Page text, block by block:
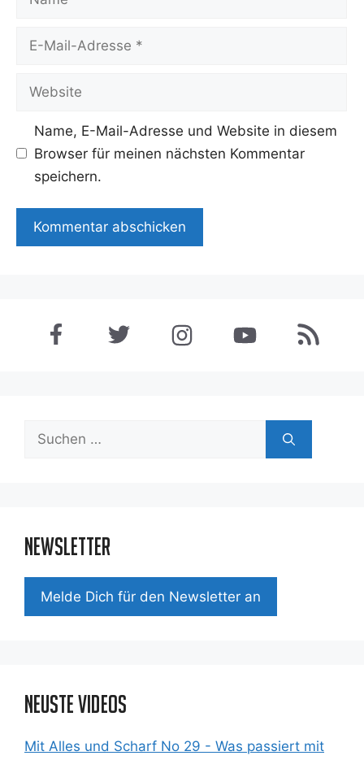
Adresse
Website
Name, E-Mail-Adresse und Website in diesem
Browser für meinen nächsten Kommentar
speichern.
Suchen
Newsletter
Mel­de Dich für den News­let­ter an
Neuste Videos
Mit Alles und Scharf No 29 - Was passiert mit